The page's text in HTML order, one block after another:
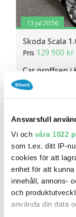
Ansvarsfull
Vi och våra 1022
som t.ex. ditt IP-
cookies för att
enhet för att
innehåll, annons-
och
använda din data
13 jul 20:56
Skoda Scala
Pris 129 900 kr
Car proffsen i
Mil:
Jämför
Köp online